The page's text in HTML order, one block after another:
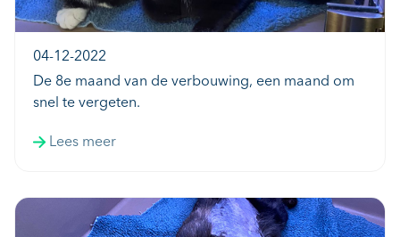
04-12-2022
De 8e maand van de verbouwing, een maand om
snel te vergeten.
Lees meer